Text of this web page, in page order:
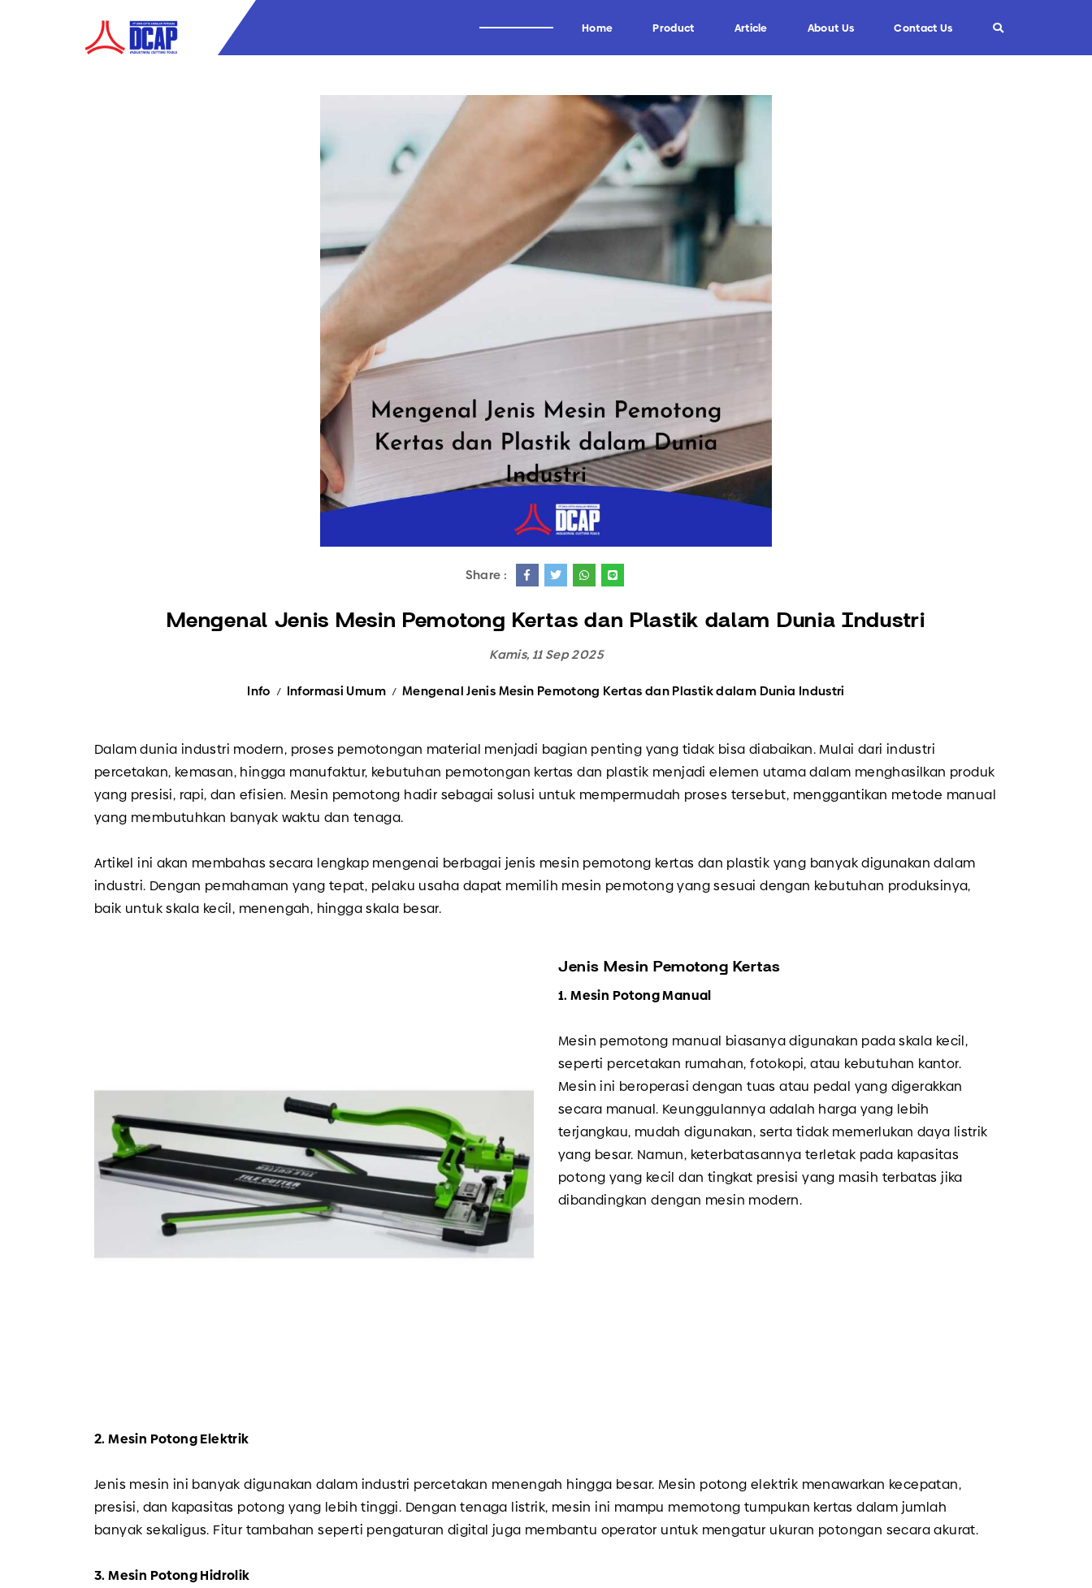
Home Product
Alat Potong Industri
Industri Kertas
Industri Logam
Industri Aluminium
Industri Tembakau
Industri Pipa HDPE & PVC
Brand
Wagen
Uddeholm
Kadur TCT & HSS
Arden
Semua Produk
Article
Tips dan Trik
About Us Contact Us
Share :
Mengenal Jenis Mesin Pemotong Kertas dan Plastik dalam Dunia Industri
Kamis, 11 Sep 2025
Info Informasi Umum Mengenal Jenis Mesin Pemotong Kertas dan Plastik dalam Dunia Industri
Dalam dunia industri modern, proses pemotongan material menjadi bagian penting yang tidak bisa diabaikan. Mulai dari industri
percetakan, kemasan, hingga manufaktur, kebutuhan pemotongan kertas dan plastik menjadi elemen utama dalam menghasilkan produk
yang presisi, rapi, dan efisien. Mesin pemotong hadir sebagai solusi untuk mempermudah proses tersebut, menggantikan metode manual
yang membutuhkan banyak waktu dan tenaga.
Artikel ini akan membahas secara lengkap mengenai berbagai jenis mesin pemotong kertas dan plastik yang banyak digunakan dalam
industri. Dengan pemahaman yang tepat, pelaku usaha dapat memilih mesin pemotong yang sesuai dengan kebutuhan produksinya,
baik untuk skala kecil, menengah, hingga skala besar.
Jenis Mesin Pemotong Kertas
1. Mesin Potong Manual
Mesin pemotong manual biasanya digunakan pada skala kecil,
seperti percetakan rumahan, fotokopi, atau kebutuhan kantor.
Mesin ini beroperasi dengan tuas atau pedal yang digerakkan
secara manual. Keunggulannya adalah harga yang lebih
terjangkau, mudah digunakan, serta tidak memerlukan daya listrik
yang besar. Namun, keterbatasannya terletak pada kapasitas
potong yang kecil dan tingkat presisi yang masih terbatas jika
dibandingkan dengan mesin modern.
2. Mesin Potong Elektrik
Jenis mesin ini banyak digunakan dalam industri percetakan menengah hingga besar. Mesin potong elektrik menawarkan kecepatan,
presisi, dan kapasitas potong yang lebih tinggi. Dengan tenaga listrik, mesin ini mampu memotong tumpukan kertas dalam jumlah
banyak sekaligus. Fitur tambahan seperti pengaturan digital juga membantu operator untuk mengatur ukuran potongan secara akurat.
3. Mesin Potong Hidrolik